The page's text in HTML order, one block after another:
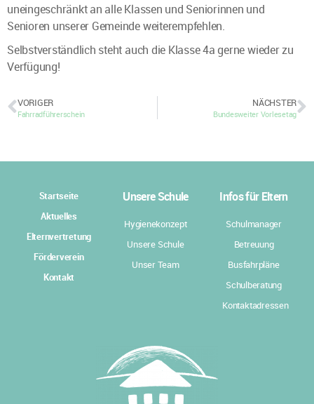
uneingeschränkt an alle Klassen und Seniorinnen und
Senioren unserer Gemeinde weiterempfehlen.
Selbstverständlich steht auch die Klasse 4a gerne wieder zu
Verfügung!
VORIGER
Fahrradführerschein
NÄCHSTER
Bundesweiter Vorlesetag
Startseite
Aktuelles
Elternvertretung
Förderverein
Kontakt
Unsere Schule
Hygienekonzept
Unsere Schule
Unser Team
Infos für Eltern
Schulmanager
Betreuung
Busfahrpläne
Schulberatung
Kontaktadressen